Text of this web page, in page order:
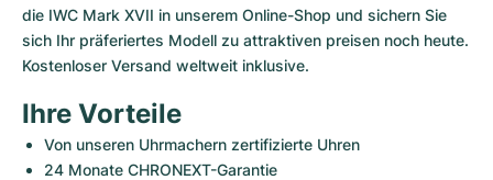
die IWC Mark XVII in unserem Online-Shop und sichern Sie
sich Ihr präferiertes Modell zu attraktiven preisen noch heute.
Kostenloser Versand weltweit inklusive.
Ihre Vorteile
Von unseren Uhrmachern zertifizierte Uhren
24 Monate CHRONEXT-Garantie